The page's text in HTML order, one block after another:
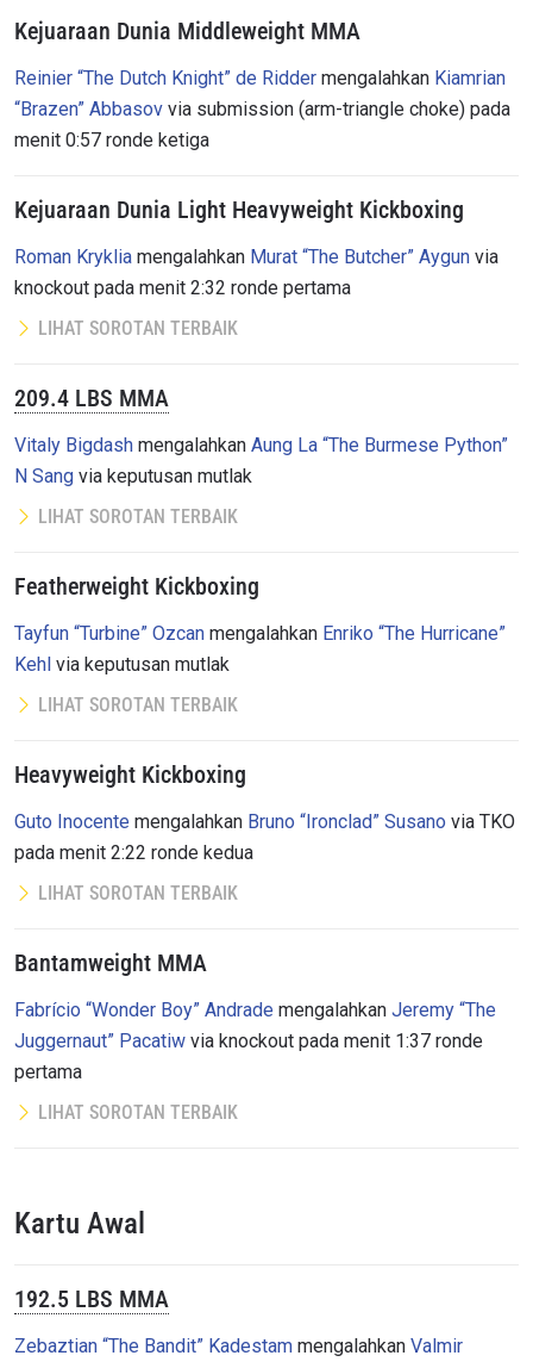
Kejuaraan Dunia Middleweight MMA
Reinier “The Dutch Knight” de Ridder mengalahkan Kiamrian
“Brazen” Abbasov via submission (arm-triangle choke) pada
menit 0:57 ronde ketiga
Kejuaraan Dunia Light Heavyweight Kickboxing
Roman Kryklia mengalahkan Murat “The Butcher” Aygun via
knockout pada menit 2:32 ronde pertama
LIHAT SOROTAN TERBAIK
209.4 LBS MMA
Vitaly Bigdash mengalahkan Aung La “The Burmese Python”
N Sang via keputusan mutlak
LIHAT SOROTAN TERBAIK
Featherweight Kickboxing
Tayfun “Turbine” Ozcan mengalahkan Enriko “The Hurricane”
Kehl via keputusan mutlak
LIHAT SOROTAN TERBAIK
Heavyweight Kickboxing
Guto Inocente mengalahkan Bruno “Ironclad” Susano via TKO
pada menit 2:22 ronde kedua
LIHAT SOROTAN TERBAIK
Bantamweight MMA
Fabrício “Wonder Boy” Andrade mengalahkan Jeremy “The
Juggernaut” Pacatiw via knockout pada menit 1:37 ronde
pertama
LIHAT SOROTAN TERBAIK
Kartu Awal
192.5 LBS MMA
Zebaztian “The Bandit” Kadestam mengalahkan Valmir